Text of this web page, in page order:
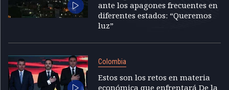
ante los apagones frecuentes en
diferentes estados: “Queremos
luz”
Colombia
Estos son los retos en materia
económica que enfrentará De la